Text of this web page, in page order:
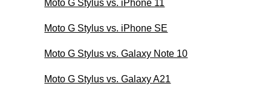
Moto G Stylus vs. iPhone 11
Moto G Stylus vs. iPhone SE
Moto G Stylus vs. Galaxy Note 10
Moto G Stylus vs. Galaxy A21